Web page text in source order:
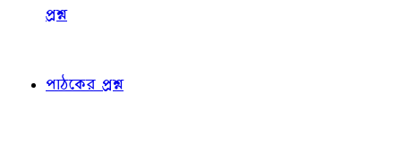
প্রশ্ন
পাঠকের প্রশ্ন